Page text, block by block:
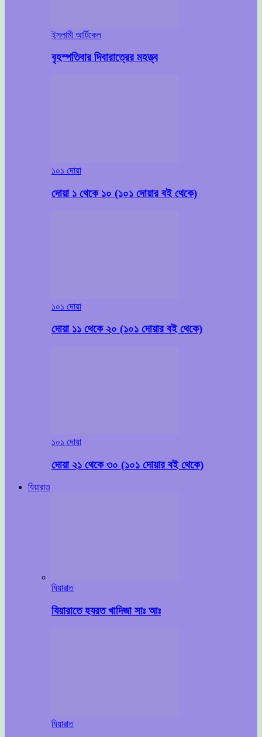
ইসলামী আর্টিকেল
বৃহস্পতিবার দিবারাত্রের মহত্ত্ব
১০১ দোয়া
দোয়া ১ থেকে ১০ (১০১ দোয়ার বই থেকে)
১০১ দোয়া
দোয়া ১১ থেকে ২০ (১০১ দোয়ার বই থেকে)
১০১ দোয়া
দোয়া ২১ থেকে ৩০ (১০১ দোয়ার বই থেকে)
যিয়ারাত
যিয়ারাত
যিয়ারাতে হযরত খাদিজা সাঃ আঃ
যিয়ারাত